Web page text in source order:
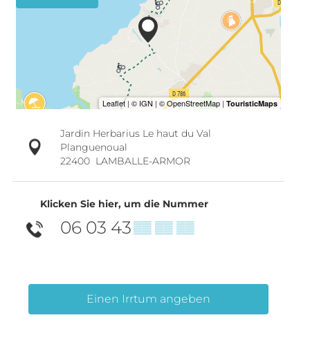
Jardin Herbarius Le haut du Val
Planguenoual
22400 LAMBALLE-ARMOR
Klicken Sie hier, um die Nummer
06 03 43▒▒ ▒▒ ▒▒
Einen Irrtum angeben